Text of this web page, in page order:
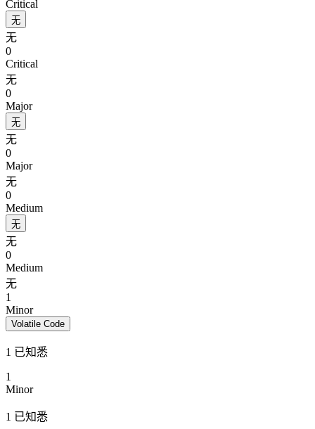
Critical
无
无
0
Critical
无
0
Major
无
无
0
Major
无
0
Medium
无
无
0
Medium
无
1
Minor
Volatile Code
1 已知悉
1
Minor
1 已知悉